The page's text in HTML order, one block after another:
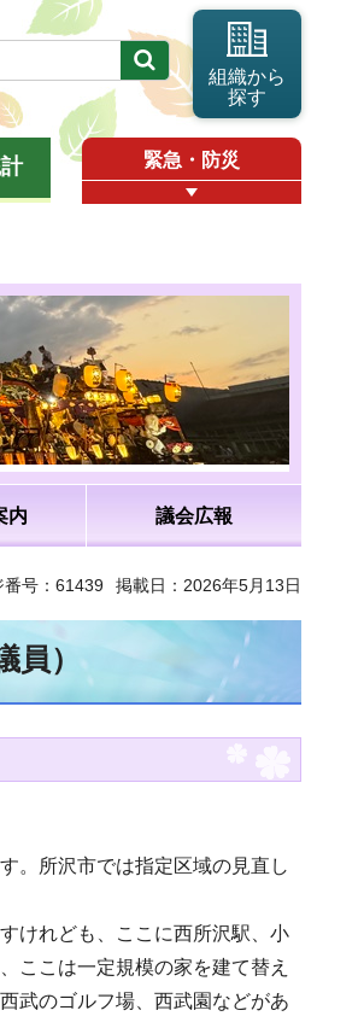
組織から
探す
緊急・防災
内 議会広報
番号：61439 掲載日：2026年5月13日
）
。所沢市では指定区域の見直し
けれども、ここに西所沢駅、小
ここは一定規模の家を建て替え
武のゴルフ場、西武園などがあ